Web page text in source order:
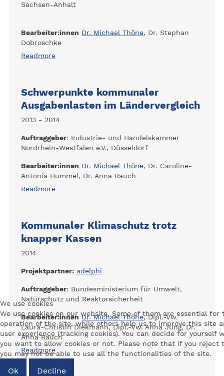
Sachsen-Anhalt
Bearbeiter:innen Dr. Michael Thöne, Dr. Stephan
Dobroschke
Readmore
Schwerpunkte kommunaler
Ausgabenlasten im Ländervergleich
2013 - 2014
Auftraggeber: Industrie- und Handelskammer
Nordrhein-Westfalen e.V., Düsseldorf
Bearbeiter:innen Dr. Michael Thöne, Dr. Caroline-
Antonia Hummel, Dr. Anna Rauch
Readmore
Kommunaler Klimaschutz trotz
knapper Kassen
2014
Projektpartner: adelphi
Auftraggeber: Bundesministerium für Umwelt,
Naturschutz und Reaktorsicherheit
Bearbeiter:innen Dr. Michael Thöne, Dipl.-Vw.
Laura-Christin Diekmann, Dipl.-Vw. Anna Jung, Dr.
Anna Rauch
Readmore
We use cookies
We use cookies on our website. Some of them are essential for
operation of the site, while others help us to improve this site
user experience (tracking cookies). You can decide for yourself
you want to allow cookies or not. Please note that if you reject
you may not be able to use all the functionalities of the site.
Ok Decline